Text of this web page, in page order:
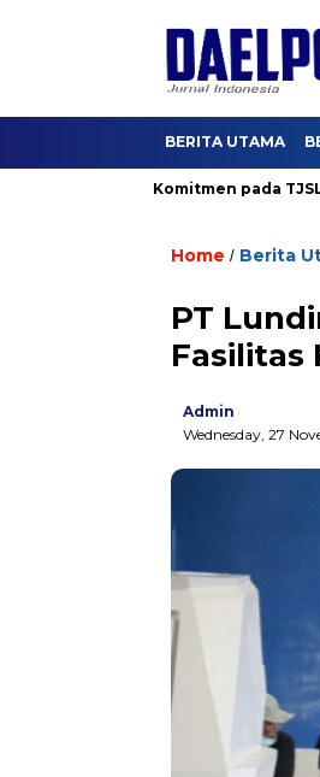
BERITA UTAMA
Buktikan Komitmen pada TJSL &
Home / Berita
PT
Fasilitas
Admin
Wednesday, 27